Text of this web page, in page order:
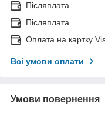
Післяплата
Післяплата
Оплата на картку
Всі умови оплати
Умови повернення